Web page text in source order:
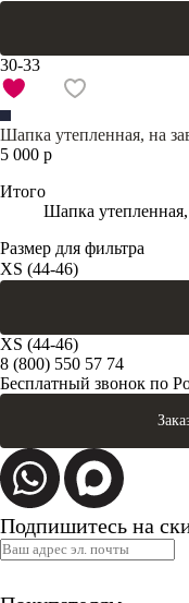
30-33
Шапка утепленная, на
5 000 р
Итого
Шапка утепленная,
Размер для фильтра
XS (44-46)
XS (44-46)
8 (800) 550 57 74
Бесплатный звонок по
Подпишитесь на